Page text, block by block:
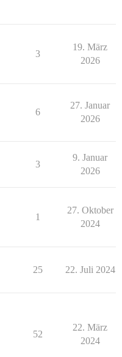
3
19. März
2026
6
27. Januar
2026
3
9. Januar
2026
1
27. Oktober
2024
25 22. Juli 2024
52
22. März
2024